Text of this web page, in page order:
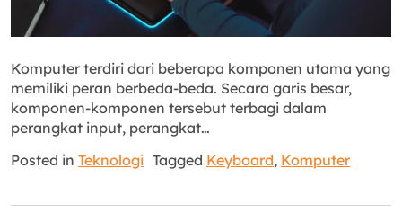
Komputer terdiri dari beberapa komponen utama yang
memiliki peran berbeda-beda. Secara garis besar,
komponen-komponen tersebut terbagi dalam
perangkat input, perangkat…
Posted in Teknologi Tagged Keyboard, Komputer